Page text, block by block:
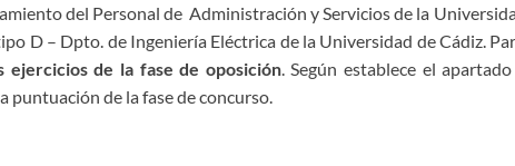
del Personal de Administración y Servicios de la
D – Dpto. de Ingeniería Eléctrica de la Universidad de Cádiz.
ejercicios de la fase de oposición. Según establece el
puntuación de la fase de concurso.